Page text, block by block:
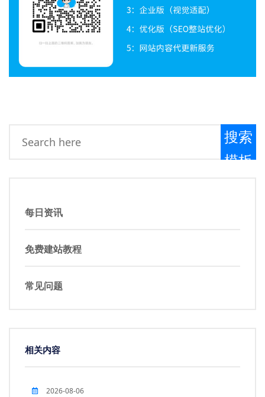
搜索
模板
每日资讯
免费建站教程
常见问题
相关内容
2026-08-06